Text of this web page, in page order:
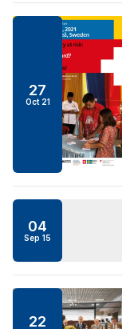
27
Oct 21
04
Sep 15
22